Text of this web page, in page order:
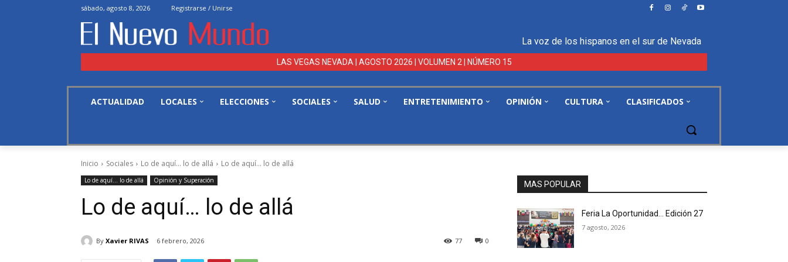
sábado, agosto 8, 2026 Registrarse / Unirse
La voz de los hispanos en el sur de Nevada
LAS VEGAS NEVADA | AGOSTO 2026 | VOLUMEN 2 | NÚMERO 15
ACTUALIDAD LOCALES ELECCIONES SOCIALES SALUD ENTRETENIMIENTO OPINIÓN CULTURA CLASIFICADOS
Inicio Sociales Lo de aquí... lo de allá Lo de aquí... lo de allá
Lo de aquí... lo de allá Opinión y Superación
Lo de aquí… lo de allá
By Xavier RIVAS 6 febrero, 2026 0
77
MAS POPULAR
Feria La Oportunidad… Edición 27
7 agosto, 2026